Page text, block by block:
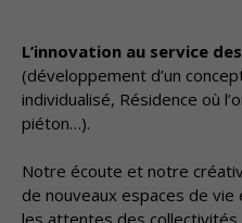
L’innovation au service
(développement d’un
individualisé, Résidence où
piéton…).
Notre écoute et notre
de nouveaux espaces de
les attentes des